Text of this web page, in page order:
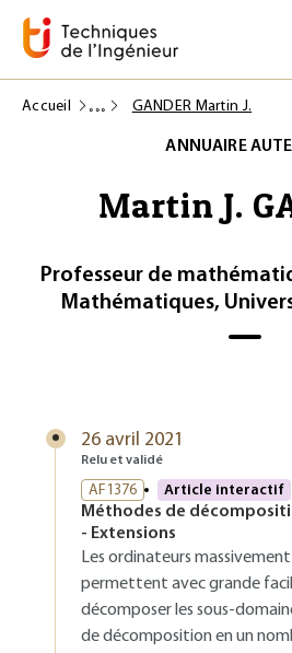
Accueil GANDER Martin J.
ANNUAIRE
Martin J.
Professeur de
Mathématiques,
26 avril 2021
Relu et validé
AF1376 Article interactif
Méthodes de
- Extensions
Les ordinateurs
permettent avec grande
décomposer les sous-
de décomposition en un